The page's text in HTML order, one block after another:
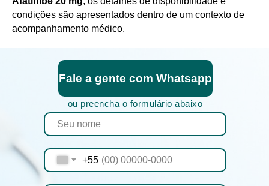
condições são apresentados dentro de um contexto de
acompanhamento médico.
+55
ou preencha o formulário abaixo
Fale a gente com Whatsapp